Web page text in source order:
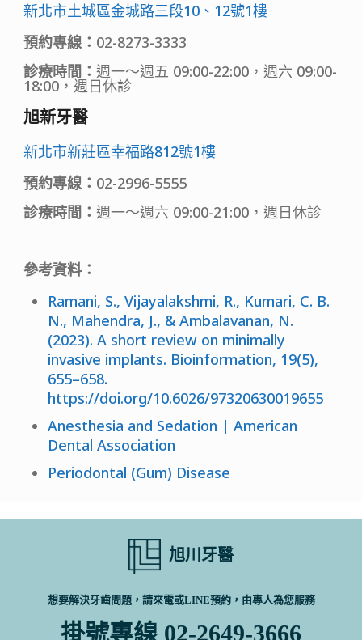
新北市土城區金城路三段10、12號1樓
預約專線： 02-8273-3333
診療時間：週一～週五 09:00-22:00，週六 09:00-
18:00，週日休診
旭新牙醫
新北市新莊區幸福路812號1樓
預約專線： 02-2996-5555
診療時間：週一～週六 09:00-21:00，週日休診
參考資料：
Ramani, S., Vijayalakshmi, R., Kumari, C. B.
N., Mahendra, J., & Ambalavanan, N.
(2023). A short review on minimally
invasive implants. Bioinformation, 19(5),
655–658.
https://doi.org/10.6026/97320630019655
Anesthesia and Sedation | American
Dental Association
Periodontal (Gum) Disease
旭川牙醫
想要解決牙齒問題，請來電或LINE預約，由專人為您服務
掛號專線 02-2649-3666